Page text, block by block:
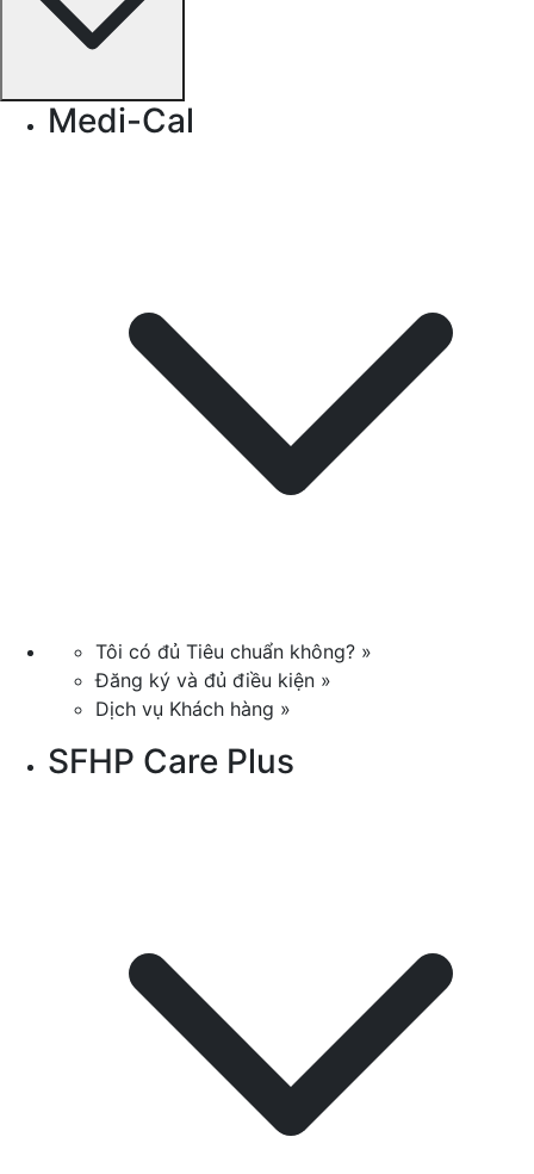
Medi-Cal
Tôi có đủ Tiêu chuẩn không? »
Đăng ký và đủ điều kiện »
Dịch vụ Khách hàng »
SFHP Care Plus